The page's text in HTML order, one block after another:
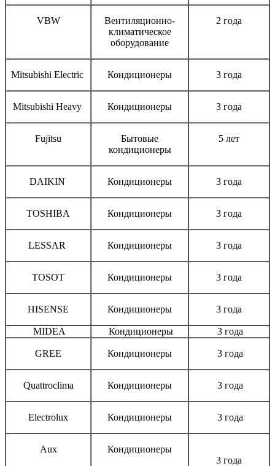
VBW
Вентиляционно-
климатическое
оборудование
2 года
Mitsubishi Electric Кондиционеры 3 года
Mitsubishi Heavy Кондиционеры 3 года
Fujitsu
Бытовые
кондиционеры
5 лет
DAIKIN Кондиционеры 3 года
TOSHIBA Кондиционеры 3 года
LESSAR Кондиционеры 3 года
TOSOT Кондиционеры 3 года
HISENSE Кондиционеры 3 года
MIDEA Кондиционеры 3 года
GREE Кондиционеры 3 года
Quattroclima Кондиционеры 3 года
Electrolux Кондиционеры 3 года
Aux
Кондиционеры
3 года